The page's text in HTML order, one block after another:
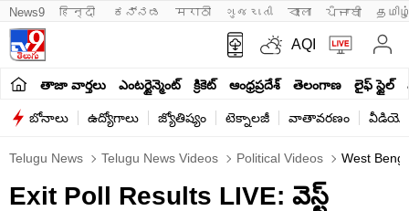
News9 हिन्दी ಕನ್ನಡ मराठी ગુજરાતી বাংলা ਪੰਜਾਬੀ
AQI
తాజా వార్తలు ఎంటర్టైన్మెంట్ క్రికెట్ ఆంధ్రప్రదేశ్ తెలంగాణ లైఫ్ స్టైల్
బోనాలు ఉద్యోగాలు జ్యోతిష్యం టెక్నాలజీ వాతావరణం
Telugu News Telugu News Videos Political Videos West
Exit Poll Results LIVE: వెస్ట్